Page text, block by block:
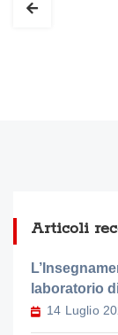
Articoli
laboratorio
14 Luglio